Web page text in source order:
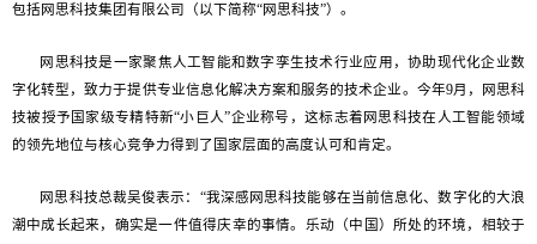
包括网思科技集团有限公司（以下简称“网思科技”）。
网思科技是一家聚焦人工智能和数字孪生技术行业应用，协助现代化企业数
字化转型，致力于提供专业信息化解决方案和服务的技术企业。今年9月，网思科
技被授予国家级专精特新“小巨人”企业称号，这标志着网思科技在人工智能领域
的领先地位与核心竞争力得到了国家层面的高度认可和肯定。
网思科技总裁吴俊表示：“我深感网思科技能够在当前信息化、数字化的大浪
潮中成长起来，确实是一件值得庆幸的事情。乐动（中国）所处的环境，相较于